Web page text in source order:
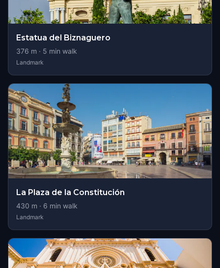
Estatua del Biznaguero
376 m · 5 min walk
Landmark
La Plaza de la Constitución
430 m · 6 min walk
Landmark